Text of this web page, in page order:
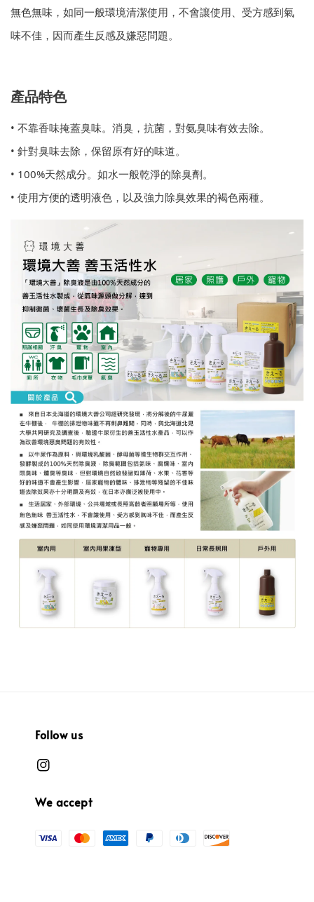
無色無味，如同一般環境清潔使用，不會讓使用、受方感到氣
味不佳，因而產生反感及嫌惡問題。
產品特色
• 不靠香味掩蓋臭味。消臭，抗菌，對氨臭味有效去除。
• 針對臭味去除，保留原有好的味道。
• 100%天然成分。如水一般乾淨的除臭劑。
• 使用方便的透明液色，以及強力除臭效果的褐色兩種。
Follow us
We accept